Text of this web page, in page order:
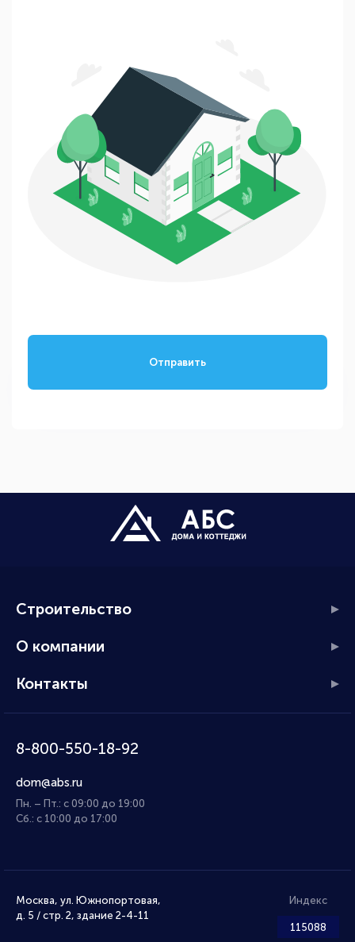
Отправить
Строительство
О компании
Контакты
8-800-550-18-92
dom@abs.ru
Пн. – Пт.: с 09:00 до 19:00
Сб.: с 10:00 до 17:00
Москва, ул. Южнопортовая,
д. 5 / стр. 2, здание 2-4-11
Индекс
115088